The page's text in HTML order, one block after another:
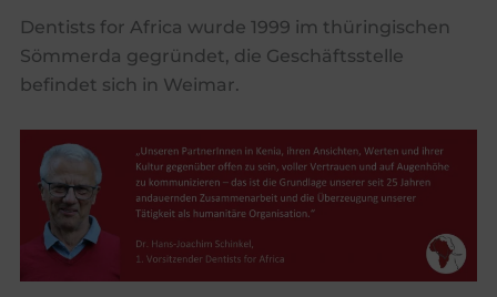
Dentists for Africa wurde 1999 im thüringischen
Sömmerda gegründet, die Geschäftsstelle
befindet sich in Weimar.